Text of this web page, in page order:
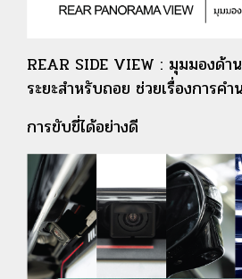
REAR SIDE VIEW : มุมมองด้า
ระยะสำหรับถอย ช่วยเรื่องการค
การขับขี่ได้อย่างดี